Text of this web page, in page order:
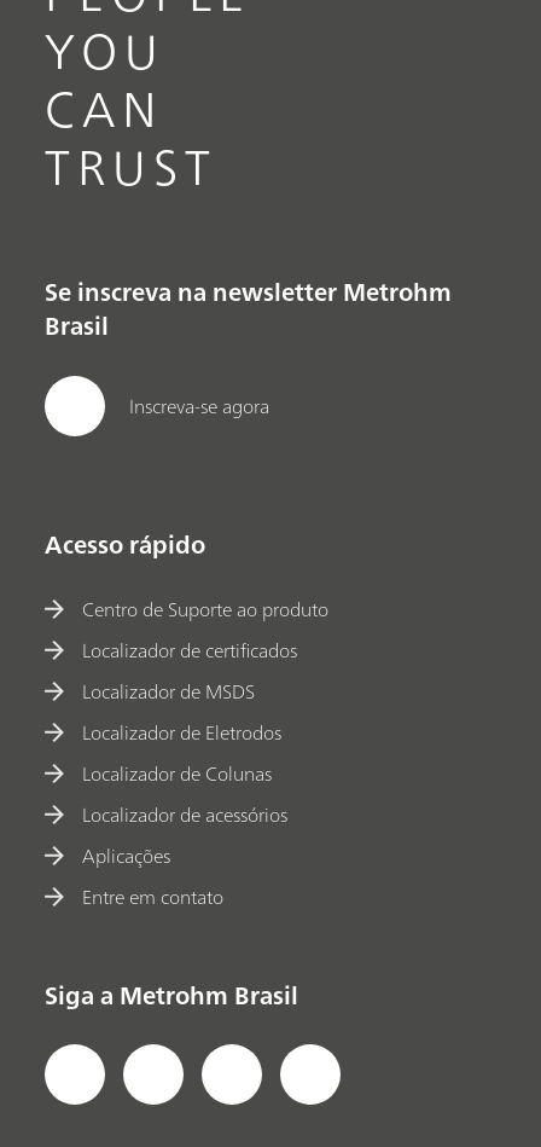
YOU
CAN
TRUST
Se inscreva na newsletter Metrohm
Brasil
Inscreva-se agora
Acesso rápido
Centro de Suporte ao produto
Localizador de certificados
Localizador de MSDS
Localizador de Eletrodos
Localizador de Colunas
Localizador de acessórios
Aplicações
Entre em contato
Siga a Metrohm Brasil